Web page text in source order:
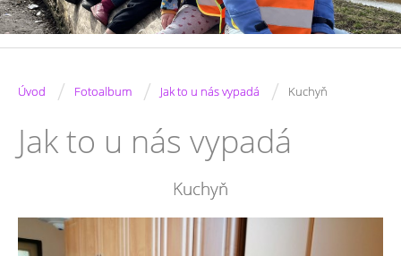
Úvod / Fotoalbum / Jak to u nás vypadá / Kuchyň
Jak to u nás vypadá
Kuchyň